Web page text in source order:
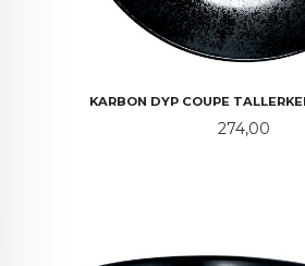
KARBON DYP COUPE
Pris
274,00